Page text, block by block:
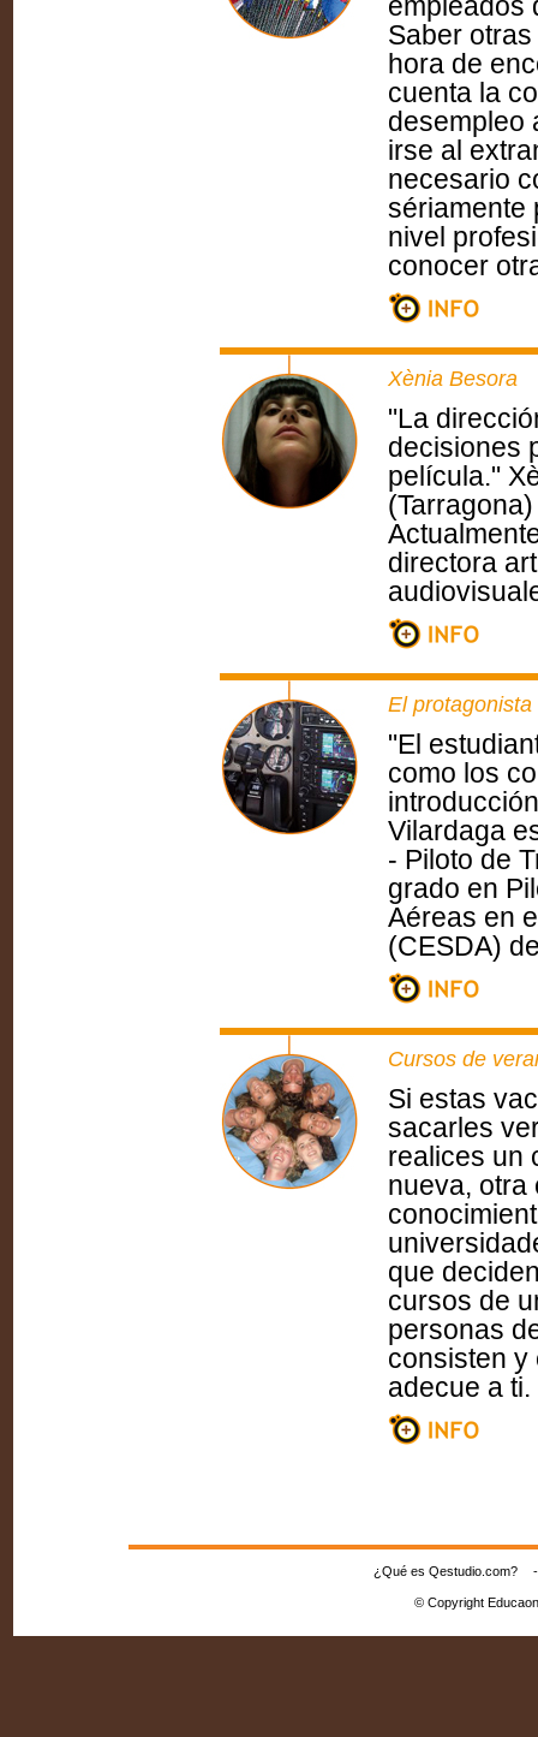
Saber
hora de
cuenta la
desempleo
irse al
necesario
sériamente
nivel
conocer
Xènia Besora
"La
decisiones
película."
directora
El
"El
como los
Vilardaga
- Piloto de
grado en
Aéreas en
(CESDA)
Cursos de
Si estas
sacarles
realices un
nueva, otra
que
cursos de
personas
consisten y
adecue a ti.
¿Qué es Qestudio.com?
© Copyright